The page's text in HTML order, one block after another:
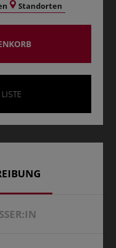
Standorten